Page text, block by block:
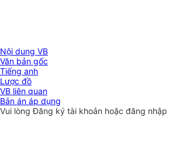
Nội dung VB
Văn bản gốc
Tiếng anh
Lược đồ
VB liên quan
Bản án áp dụng
Vui lòngĐăng ký tài khoản hoặc đăng nhập